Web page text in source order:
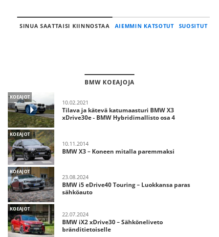
SINUA SAATTAISI KIINNOSTAA AIEMMIN KATSOTUT SUOSITUT
BMW KOEAJOJA
KOEAJOT
10.02.2021
Tilava ja kätevä katumaasturi BMW X3
xDrive30e - BMW Hybridimallisto osa 4
KOEAJOT
10.11.2014
BMW X3 – Koneen mitalla paremmaksi
KOEAJOT
23.08.2024
BMW i5 eDrive40 Touring – Luokkansa paras
sähköauto
KOEAJOT
22.07.2024
BMW iX2 xDrive30 – Sähköneliveto
bränditietoiselle